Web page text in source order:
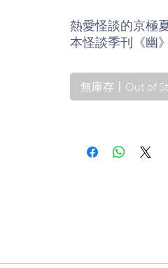
熱愛怪談的京極
本怪談季刊《幽
《眩談》正是他
談》之後的第三
概念的短篇怪談
覺、觸覺、聽覺
有些丟臉，但我
無庫存〡Out of